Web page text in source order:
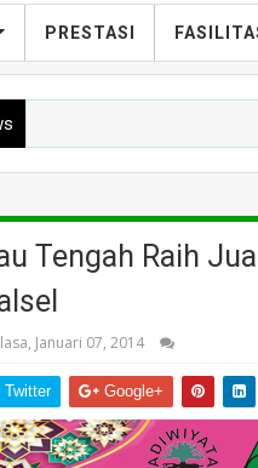
PRESTASI
Tengah Raih
Januari 07, 2014
Twitter Google+